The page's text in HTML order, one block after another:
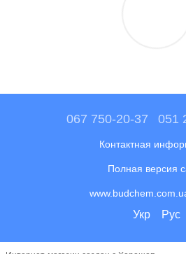
067 750-20-37 051
Контактная
Полная версия
Укр Рус